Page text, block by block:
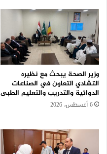
وزير الصحة يبحث مع نظيره
التشادي التعاون في الصناعات
الدوائية والتدريب والتعليم الطبى
6 أغسطس، 2026